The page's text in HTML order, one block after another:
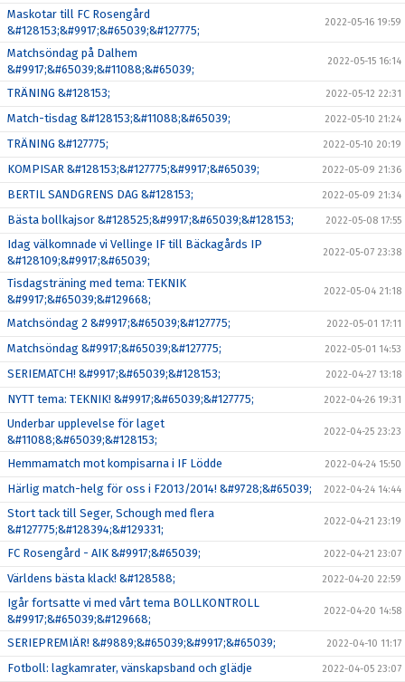
Maskotar till FC Rosengård
&#128153;&#9917;&#65039;&#127775;
2022-05-16 19:59
Matchsöndag på Dalhem
&#9917;&#65039;&#11088;&#65039;
2022-05-15 16:14
TRÄNING &#128153; 2022-05-12 22:31
Match-tisdag &#128153;&#11088;&#65039; 2022-05-10 21:24
TRÄNING &#127775; 2022-05-10 20:19
KOMPISAR &#128153;&#127775;&#9917;&#65039; 2022-05-09 21:36
BERTIL SANDGRENS DAG &#128153; 2022-05-09 21:34
Bästa bollkajsor &#128525;&#9917;&#65039;&#128153; 2022-05-08 17:55
Idag välkomnade vi Vellinge IF till Bäckagårds IP
&#128109;&#9917;&#65039;
2022-05-07 23:38
Tisdagsträning med tema: TEKNIK
&#9917;&#65039;&#129668;
2022-05-04 21:18
Matchsöndag 2 &#9917;&#65039;&#127775; 2022-05-01 17:11
Matchsöndag &#9917;&#65039;&#127775; 2022-05-01 14:53
SERIEMATCH! &#9917;&#65039;&#128153; 2022-04-27 13:18
NYTT tema: TEKNIK! &#9917;&#65039;&#127775; 2022-04-26 19:31
Underbar upplevelse för laget
&#11088;&#65039;&#128153;
2022-04-25 23:23
Hemmamatch mot kompisarna i IF Lödde 2022-04-24 15:50
Härlig match-helg för oss i F2013/2014! &#9728;&#65039; 2022-04-24 14:44
Stort tack till Seger, Schough med flera
&#127775;&#128394;&#129331;
2022-04-21 23:19
FC Rosengård - AIK &#9917;&#65039; 2022-04-21 23:07
Världens bästa klack! &#128588; 2022-04-20 22:59
Igår fortsatte vi med vårt tema BOLLKONTROLL
&#9917;&#65039;&#129668;
2022-04-20 14:58
SERIEPREMIÄR! &#9889;&#65039;&#9917;&#65039; 2022-04-10 11:17
Fotboll: lagkamrater, vänskapsband och glädje 2022-04-05 23:07